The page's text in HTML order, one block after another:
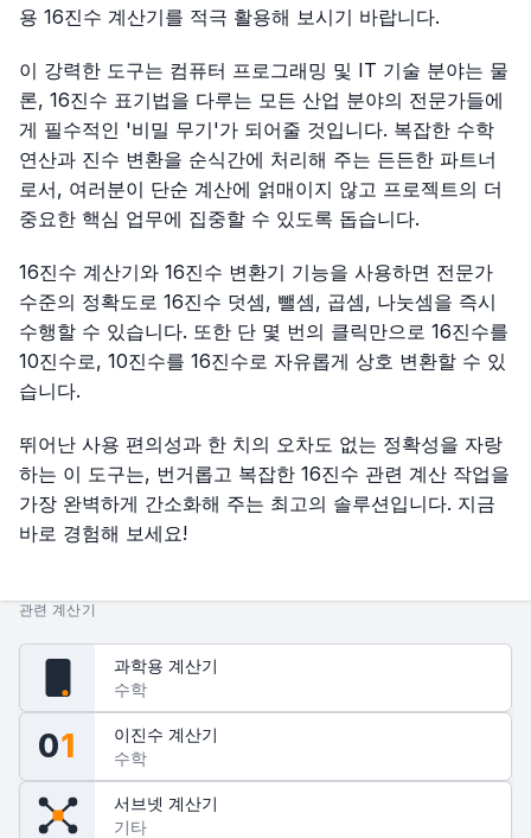
용 16진수 계산기를 적극 활용해 보시기 바랍니다.
이 강력한 도구는 컴퓨터 프로그래밍 및 IT 기술 분야는 물
론, 16진수 표기법을 다루는 모든 산업 분야의 전문가들에
게 필수적인 '비밀 무기'가 되어줄 것입니다. 복잡한 수학
연산과 진수 변환을 순식간에 처리해 주는 든든한 파트너
로서, 여러분이 단순 계산에 얽매이지 않고 프로젝트의 더
중요한 핵심 업무에 집중할 수 있도록 돕습니다.
16진수 계산기와 16진수 변환기 기능을 사용하면 전문가
수준의 정확도로 16진수 덧셈, 뺄셈, 곱셈, 나눗셈을 즉시
수행할 수 있습니다. 또한 단 몇 번의 클릭만으로 16진수를
10진수로, 10진수를 16진수로 자유롭게 상호 변환할 수 있
습니다.
뛰어난 사용 편의성과 한 치의 오차도 없는 정확성을 자랑
하는 이 도구는, 번거롭고 복잡한 16진수 관련 계산 작업을
가장 완벽하게 간소화해 주는 최고의 솔루션입니다. 지금
바로 경험해 보세요!
관련 계산기
과학용 계산기
수학
01
이진수 계산기
수학
서브넷 계산기
기타